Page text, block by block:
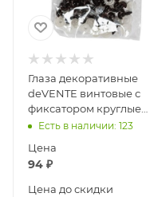
Глаза декоративные
deVENTE винтовые с
фиксатором круглые
пластик коричневые 10
Есть в наличии: 123
Цена
94 ₽
Цена до скидки